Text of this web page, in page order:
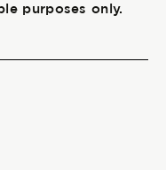
purposes only.